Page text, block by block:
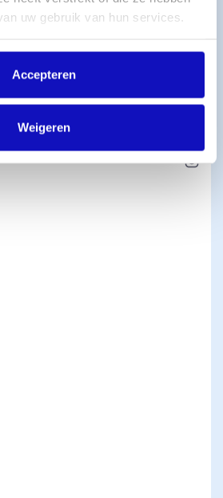
uw gebruik van hun services.
Accepteren
Weigeren
zelf vooraan, en soms hoor